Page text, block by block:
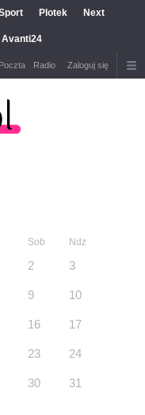
Plotek Next
Avanti24
Poczta Radio Zaloguj się
Sob Ndz
2 3
9 10
16 17
23 24
30 31